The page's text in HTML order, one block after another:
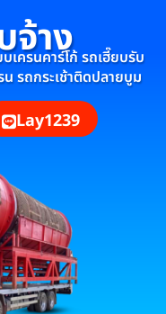
จ้าง
เครนคาร์โก้ รถเฮี๊ยบรับ
รถกระเช้าติดปลายบูม
Lay1239